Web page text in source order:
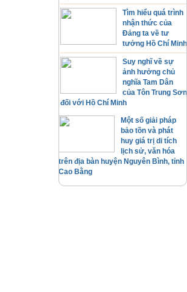
Tìm hiểu quá trình
nhận thức của
Đảng ta về tư
tưởng Hồ Chí Minh
Suy nghĩ về sự
ảnh hưởng chủ
nghĩa Tam Dân
của Tôn Trung Sơn
đối với Hồ Chí Minh
Một số giải pháp
bảo tồn và phát
huy giá trị di tích
lịch sử, văn hóa
trên địa bàn huyện Nguyên Bình, tỉnh
Cao Bằng